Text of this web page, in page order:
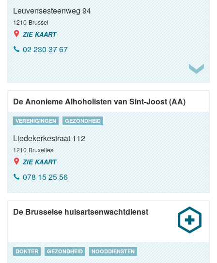
Leuvensesteenweg 94
1210 Brussel
ZIE KAART
02 230 37 67
De Anonieme Alhoholisten van Sint-Joost (AA)
VERENIGINGEN GEZONDHEID
Liedekerkestraat 112
1210 Bruxelles
ZIE KAART
078 15 25 56
De Brusselse huisartsenwachtdienst
DOKTER GEZONDHEID NOODDIENSTEN